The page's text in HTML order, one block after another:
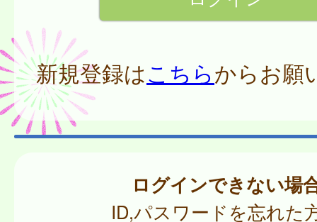
新規登録はこちらからお願
ログインできない場
ID,パスワードを忘れた